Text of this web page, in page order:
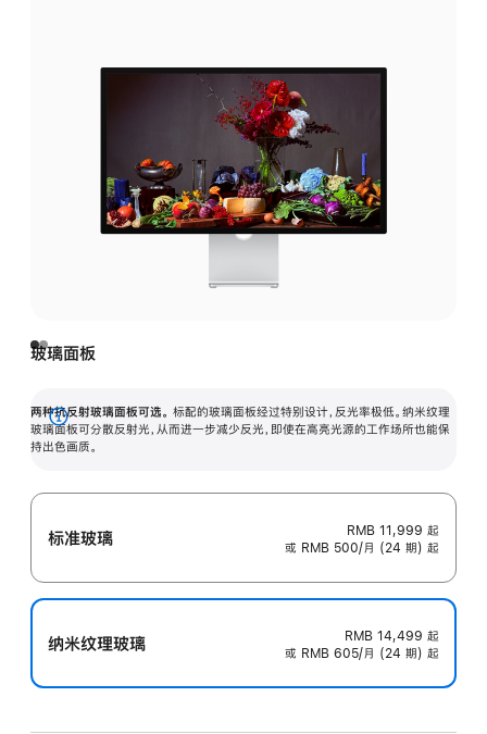
玻璃面板
两种抗反射玻璃面板可选。 标配的玻璃面板经过特别设计，反光率极低。纳米纹理
玻璃面板可分散反射光，从而进一步减少反光，即使在高亮光源的工作场所也能保
持出色画质。
展
开
标准玻璃 RMB 11,999 起
或 RMB 500/月 (24 期) 起
纳米纹理玻璃 RMB 14,499 起
或 RMB 605/月 (24 期) 起